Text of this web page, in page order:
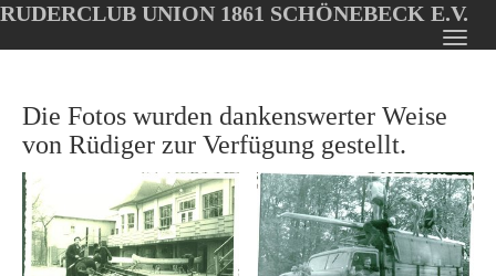
Oops, an error occurred! Code: 20260807081606fccf8a28
main
content
RUDERCLUB UNION 1861 SCHÖNEBECK E.V.
Die Fotos wurden dankenswerter Weise
von Rüdiger zur Verfügung gestellt.